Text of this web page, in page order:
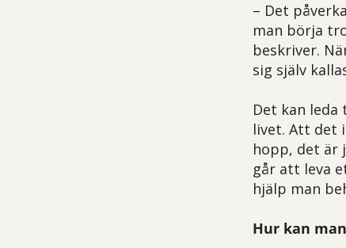
– Det
man börja
beskriver.
sig själv
Det kan
livet. Att det
hopp, det är
går att leva
hjälp man
Hur kan